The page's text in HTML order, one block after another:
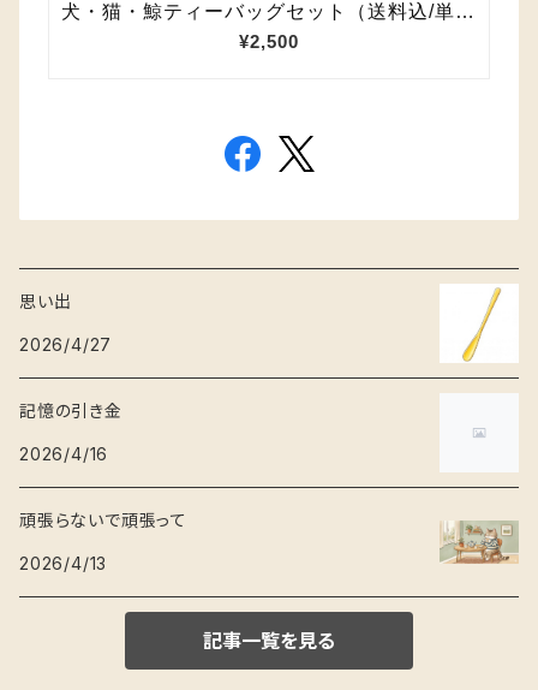
思い出
2026/4/27
記憶の引き金
2026/4/16
頑張らないで頑張って
2026/4/13
記事一覧を見る